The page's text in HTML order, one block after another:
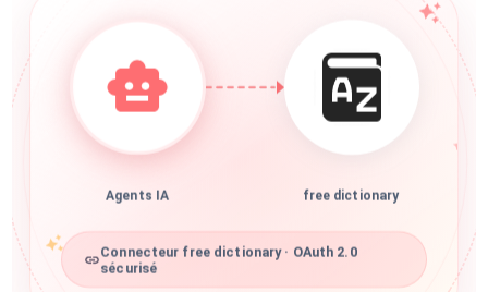
Agents IA free dictionary
Connecteur free dictionary · OAuth 2.0
sécurisé